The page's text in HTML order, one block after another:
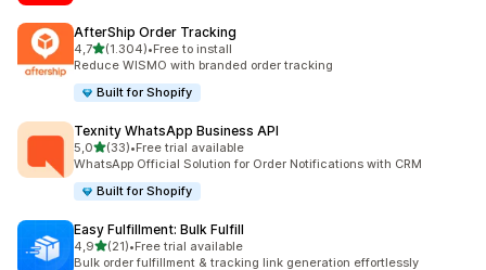
AfterShip Order Tracking
4,7de 5 estrelas
(1.304)
1304 total de avaliações
•Free to install
Reduce WISMO with branded order tracking
Built for Shopify
Texnity WhatsApp Business API
5,0de 5 estrelas
(33)
33 total de avaliações
•Free trial available
WhatsApp Official Solution for Order Notifications with CRM
Built for Shopify
Easy Fulfillment: Bulk Fulfill
4,9de 5 estrelas
(21)
21 total de avaliações
•Free trial available
Bulk order fulfillment & tracking link generation effortlessly